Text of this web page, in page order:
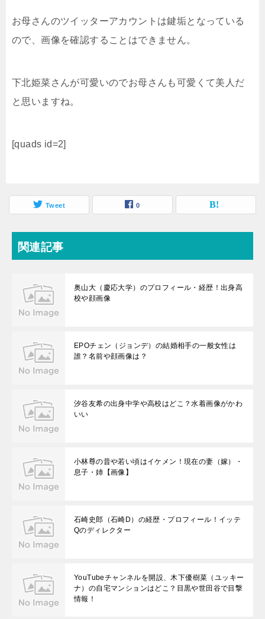
お母さんのツイッターアカウントは鍵垢となっている
ので、画像を確認することはできません。
下北姫菜さんが可愛いのでお母さんも可愛くて美人だ
と思いますね。
[quads id=2]
Tweet 0
関連記事
奥山大（慶応大学）のプロフィール・経歴！出身高
校や顔画像
EPOチェン（ジョンデ）の結婚相手の一般女性は
誰？名前や顔画像は？
汐谷友希の出身中学や高校はどこ？水着画像がかわ
いい
小林尊の昔や若い頃はイケメン！現在の妻（嫁）・
息子・姉【画像】
石崎史郎（石崎D）の経歴・プロフィール！イッテ
Qのディレクター
YouTubeチャンネルを開設、木下優樹菜（ユッキー
ナ）の自宅マンションはどこ？目黒や世田谷で目撃
情報！